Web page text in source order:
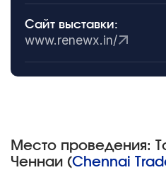
Сайт выставки:
www.renewx.in/
Место проведения:
Ченнаи (Chennai